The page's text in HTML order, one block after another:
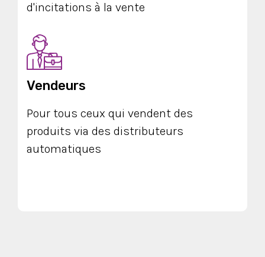
d'incitations à la vente
Vendeurs
Pour tous ceux qui vendent des
produits via des distributeurs
automatiques